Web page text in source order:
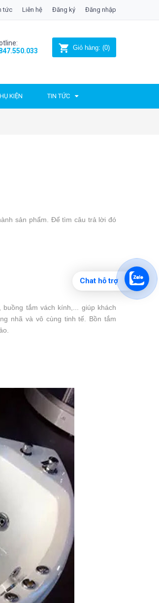
tức Liên hệ Đăng ký Đăng nhập
Giỏ hàng: (0)
KIỆN TIN TỨC
sản phẩm. Để tìm câu trả lời đó
tắm vách kính,... giúp khách
nhã và vô cùng tinh tế. Bồn tắm
Chat hỗ trợ